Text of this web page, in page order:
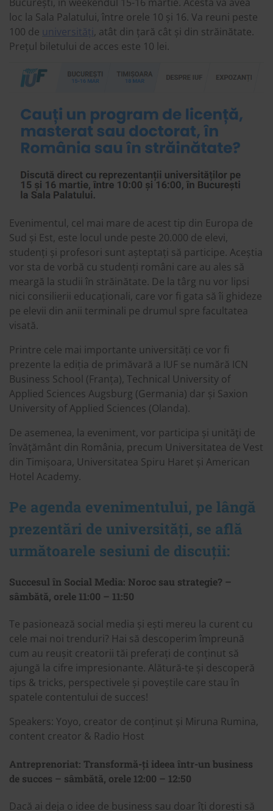
loc la Sala Palatului, între orele 10 și 16. Va reuni peste
100 de universități , atât din țară cât și din străinătate.
Prețul biletului de acces este 10 lei.
Evenimentul, cel mai mare de acest tip din Europa de
Sud și Est, este locul unde peste 20.000 de elevi,
studenți și profesori sunt așteptați să participe. Aceștia
vor sta de vorbă cu studenți români care au ales să
meargă la studii în străinătate. De la târg nu vor lipsi
nici consilierii educaționali, care vor fi gata să îi ghideze
pe elevii din anii terminali pe drumul spre facultatea
visată.
Printre cele mai importante universități ce vor fi
prezente la ediția de primăvară a IUF se numără ICN
Business School (Franța), Technical University of
Applied Sciences Augsburg (Germania) dar și Saxion
University of Applied Sciences (Olanda).
De asemenea, la eveniment, vor participa și unităţi de
învăţământ din România, precum Universitatea de Vest
din Timișoara, Universitatea Spiru Haret și American
Hotel Academy.
Pe agenda evenimentului, pe lângă
prezentări de universități, se află
următoarele sesiuni de discuții:
Succesul în Social Media: Noroc sau strategie? –
sâmbătă, orele 11:00 – 11:50
Te pasionează social media și ești mereu la curent cu
cele mai noi trenduri? Hai să descoperim împreună
cum au reușit creatorii tăi preferați de conținut să
ajungă la cifre impresionante. Alătură-te și descoperă
tips & tricks, perspectivele și poveștile care stau în
spatele contentului de succes!
Speakers: Yoyo, creator de conținut și Miruna Rumina,
content creator & Radio Host
Antreprenoriat: Transformă-ți ideea într-un business
de succes – sâmbătă, orele 12:00 – 12:50
Dacă ai deja o idee de business sau doar îți dorești să